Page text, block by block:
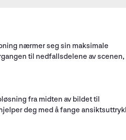
nærmer seg sin maksimale
til nedfallsdelene av scenen,
fra midten av bildet til
deg med å fange